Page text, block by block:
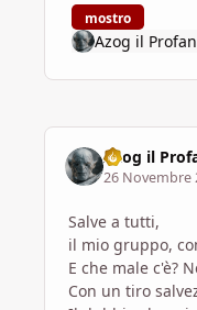
mostro
Azog il
Azog il
26 Novembre
Salve a tutti,
il mio gruppo,
E che male c'è?
Con un tiro